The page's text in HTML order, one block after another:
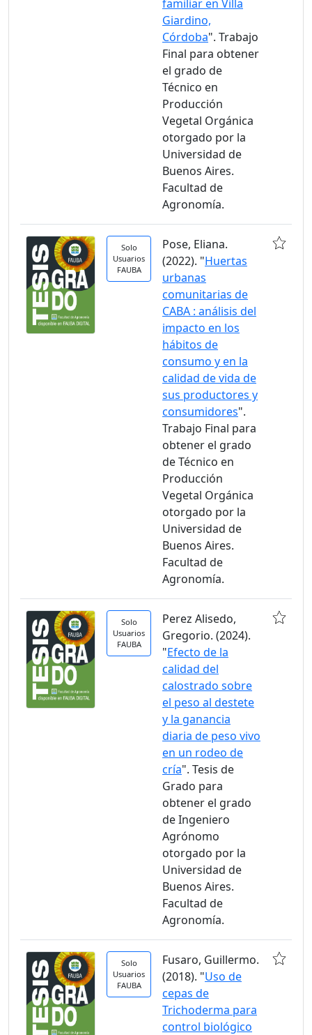
familiar en Villa
Giardino,
Córdoba". Trabajo
Final para obtener
el grado de
Técnico en
Producción
Vegetal Orgánica
otorgado por la
Universidad de
Buenos Aires.
Facultad de
Agronomía.
Solo
Usuarios
FAUBA
Pose, Eliana.
(2022). "Huertas
urbanas
comunitarias de
CABA : análisis del
impacto en los
hábitos de
consumo y en la
calidad de vida de
sus productores y
consumidores".
Trabajo Final para
obtener el grado
de Técnico en
Producción
Vegetal Orgánica
otorgado por la
Universidad de
Buenos Aires.
Facultad de
Agronomía.
Solo
Usuarios
FAUBA
Perez Alisedo,
Gregorio. (2024).
"Efecto de la
calidad del
calostrado sobre
el peso al destete
y la ganancia
diaria de peso vivo
en un rodeo de
cría". Tesis de
Grado para
obtener el grado
de Ingeniero
Agrónomo
otorgado por la
Universidad de
Buenos Aires.
Facultad de
Agronomía.
Solo
Usuarios
FAUBA
Fusaro, Guillermo.
(2018). "Uso de
cepas de
Trichoderma para
control biológico